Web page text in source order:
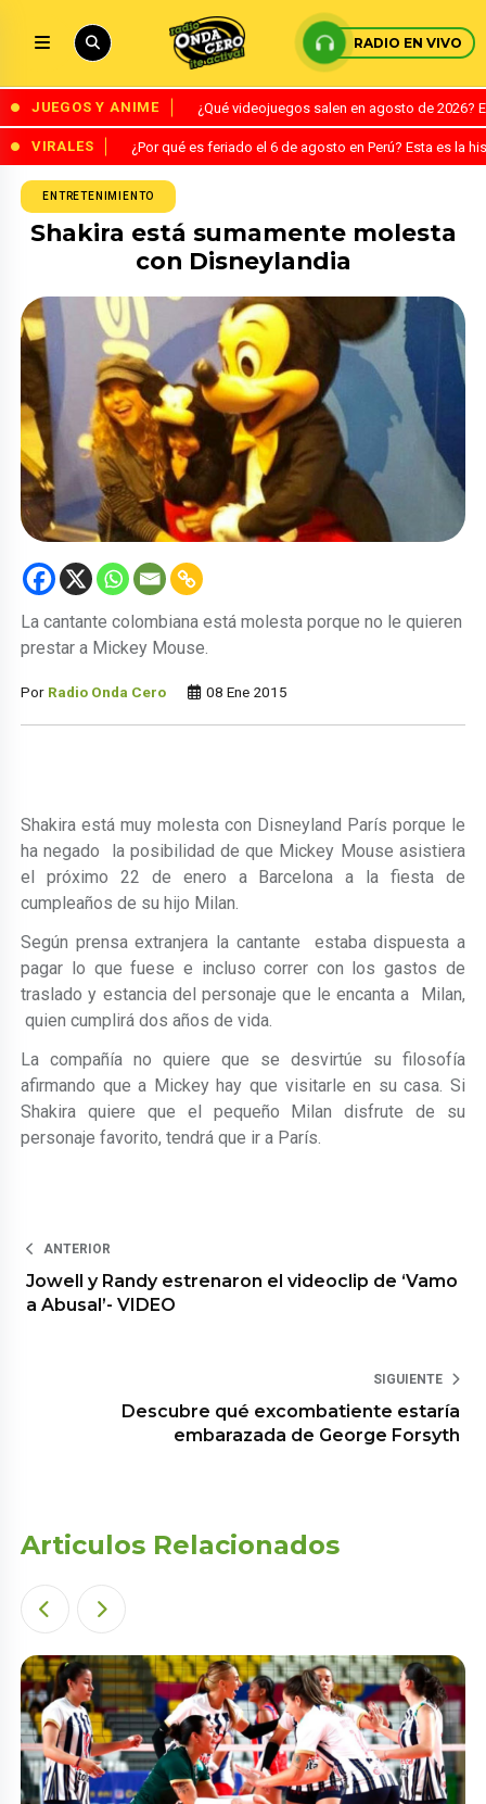
RADIO EN VIVO
JUEGOS Y ANIME ¿Qué videojuegos salen en agosto de
VIRALES ¿Por qué es feriado el 6 de agosto en Perú? Esta es la
ENTRETENIMIENTO
Shakira está sumamente molesta
con Disneylandia
La cantante colombiana está molesta porque no le quieren
prestar a Mickey Mouse.
Por Radio Onda Cero 08 Ene 2015
Shakira está muy molesta con Disneyland París porque le
ha negado la posibilidad de que Mickey Mouse asistiera
el próximo 22 de enero a Barcelona a la fiesta de
cumpleaños de su hijo Milan.
Según prensa extranjera la cantante estaba dispuesta a
pagar lo que fuese e incluso correr con los gastos de
traslado y estancia del personaje que le encanta a Milan,
quien cumplirá dos años de vida.
La compañía no quiere que se desvirtúe su filosofía
afirmando que a Mickey hay que visitarle en su casa. Si
Shakira quiere que el pequeño Milan disfrute de su
personaje favorito, tendrá que ir a París.
ANTERIOR
Jowell y Randy estrenaron el videoclip de ‘Vamo
a Abusal’- VIDEO
SIGUIENTE
Descubre qué excombatiente estaría
embarazada de George Forsyth
Articulos Relacionados